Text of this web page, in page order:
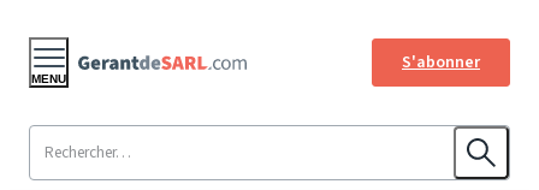
S'abonner
MENU